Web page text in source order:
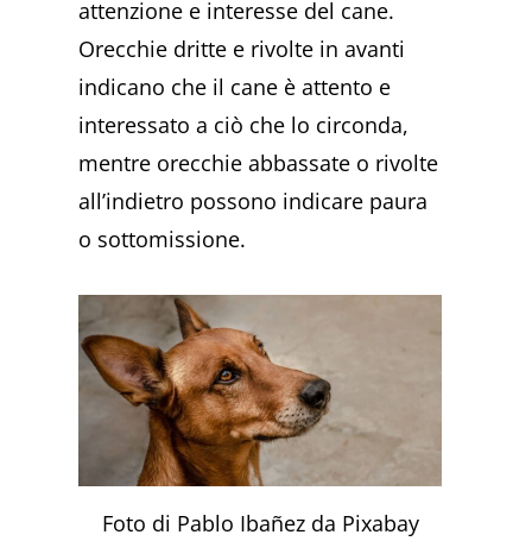
attenzione e interesse del cane.
Orecchie dritte e rivolte in avanti
indicano che il cane è attento e
interessato a ciò che lo circonda,
mentre orecchie abbassate o rivolte
all’indietro possono indicare paura
o sottomissione.
Foto di Pablo Ibañez da Pixabay